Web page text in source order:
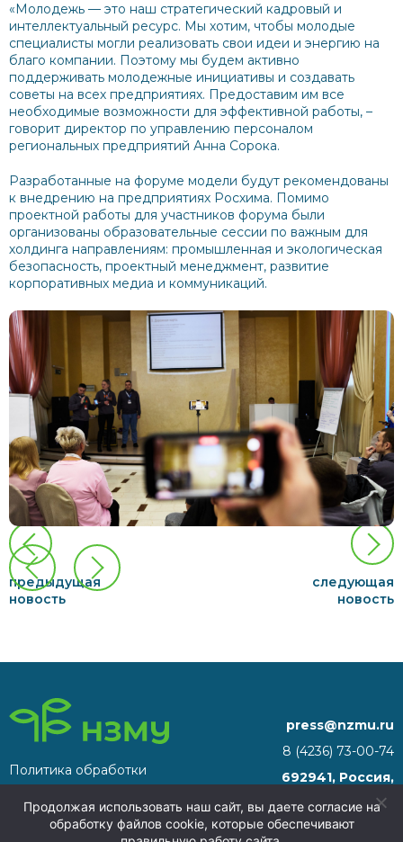
«Молодежь — это наш стратегический кадровый и
интеллектуальный ресурс. Мы хотим, чтобы молодые
специалисты могли реализовать свои идеи и энергию на
благо компании. Поэтому мы будем активно
поддерживать молодежные инициативы и создавать
советы на всех предприятиях. Предоставим им все
необходимые возможности для эффективной работы, –
говорит директор по управлению персоналом
региональных предприятий Анна Сорока.
Разработанные на форуме модели будут рекомендованы
к внедрению на предприятиях Росхима. Помимо
проектной работы для участников форума были
организованы образовательные сессии по важным для
холдинга направлениям: промышленная и экологическая
безопасность, проектный менеджмент, развитие
корпоративных медиа и коммуникаций.
предыдущая
новость
следующая
новость
Политика обработки
персональных данных
8 (4236) 73-00-74
press@nzmu.ru
692941, Россия,
Приморский край, г.
Находка, территория ТОР
«Находка»
Продолжая использовать наш сайт, вы даете согласие на
обработку файлов cookie, которые обеспечивают